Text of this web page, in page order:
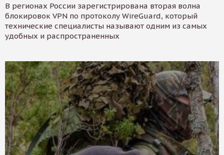
В регионах России зарегистрирована вторая волна
блокировок VPN по протоколу WireGuard, который
технические специалисты называют одним из самых
удобных и распространенных